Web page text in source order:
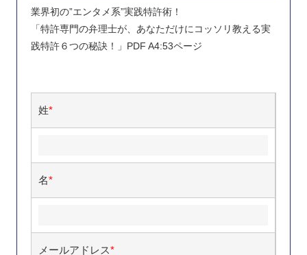
業界初の”エンタメ系”実践特許術！
「特許専門の弁理士が、あなただけにコッソリ教える実
践特許６つの秘訣！」PDF A4:53ページ
姓*
名*
メールアドレス*